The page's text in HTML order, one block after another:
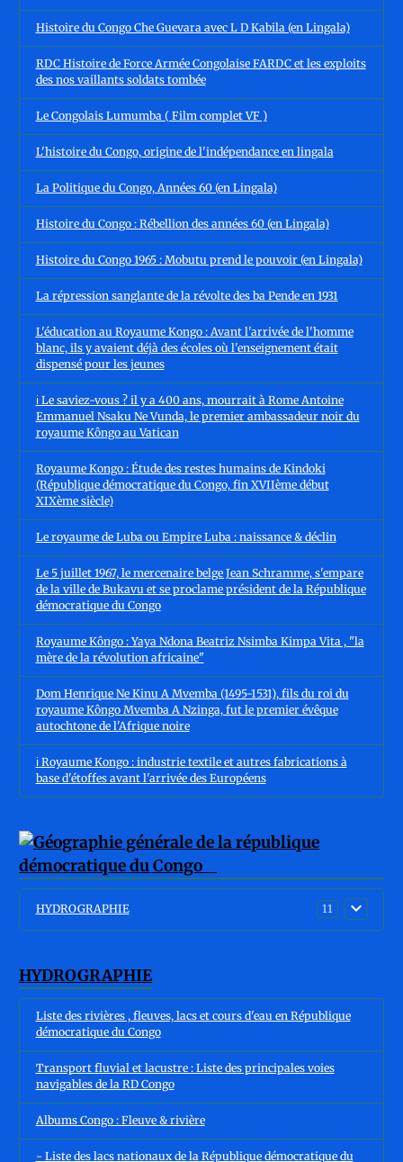
Histoire du Congo Che Guevara avec L D Kabila (en Lingala)
RDC Histoire de Force Armée Congolaise FARDC et les exploits
des nos vaillants soldats tombée
Le Congolais Lumumba ( Film complet VF )
L'histoire du Congo, origine de l'indépendance en lingala
La Politique du Congo, Années 60 (en Lingala)
Histoire du Congo : Rébellion des années 60 (en Lingala)
Histoire du Congo 1965 : Mobutu prend le pouvoir (en Lingala)
La répression sanglante de la révolte des ba Pende en 1931
L'éducation au Royaume Kongo : Avant l'arrivée de l'homme
blanc, ils y avaient déjà des écoles où l'enseignement était
dispensé pour les jeunes
ℹ️ Le saviez-vous ? il y a 400 ans, mourrait à Rome Antoine
Emmanuel Nsaku Ne Vunda, le premier ambassadeur noir du
royaume Kôngo au Vatican
Royaume Kongo : Étude des restes humains de Kindoki
(République démocratique du Congo, fin XVIIème début
XIXème siècle)
Le royaume de Luba ou Empire Luba : naissance & déclin
Le 5 juillet 1967, le mercenaire belge Jean Schramme, s'empare
de la ville de Bukavu et se proclame président de la République
démocratique du Congo
Royaume Kôngo : Yaya Ndona Beatriz Nsimba Kimpa Vita , "la
mère de la révolution africaine"
Dom Henrique Ne Kinu A Mvemba (1495-1531), fils du roi du
royaume Kôngo Mvemba A Nzinga, fut le premier évêque
autochtone de l'Afrique noire
ℹ️ Royaume Kongo : industrie textile et autres fabrications à
base d'étoffes avant l'arrivée des Européens
HYDROGRAPHIE 11
HYDROGRAPHIE
Liste des rivières , fleuves, lacs et cours d'eau en République
démocratique du Congo
Transport fluvial et lacustre : Liste des principales voies
navigables de la RD Congo
Albums Congo : Fleuve & rivière
- Liste des lacs nationaux de la République démocratique du